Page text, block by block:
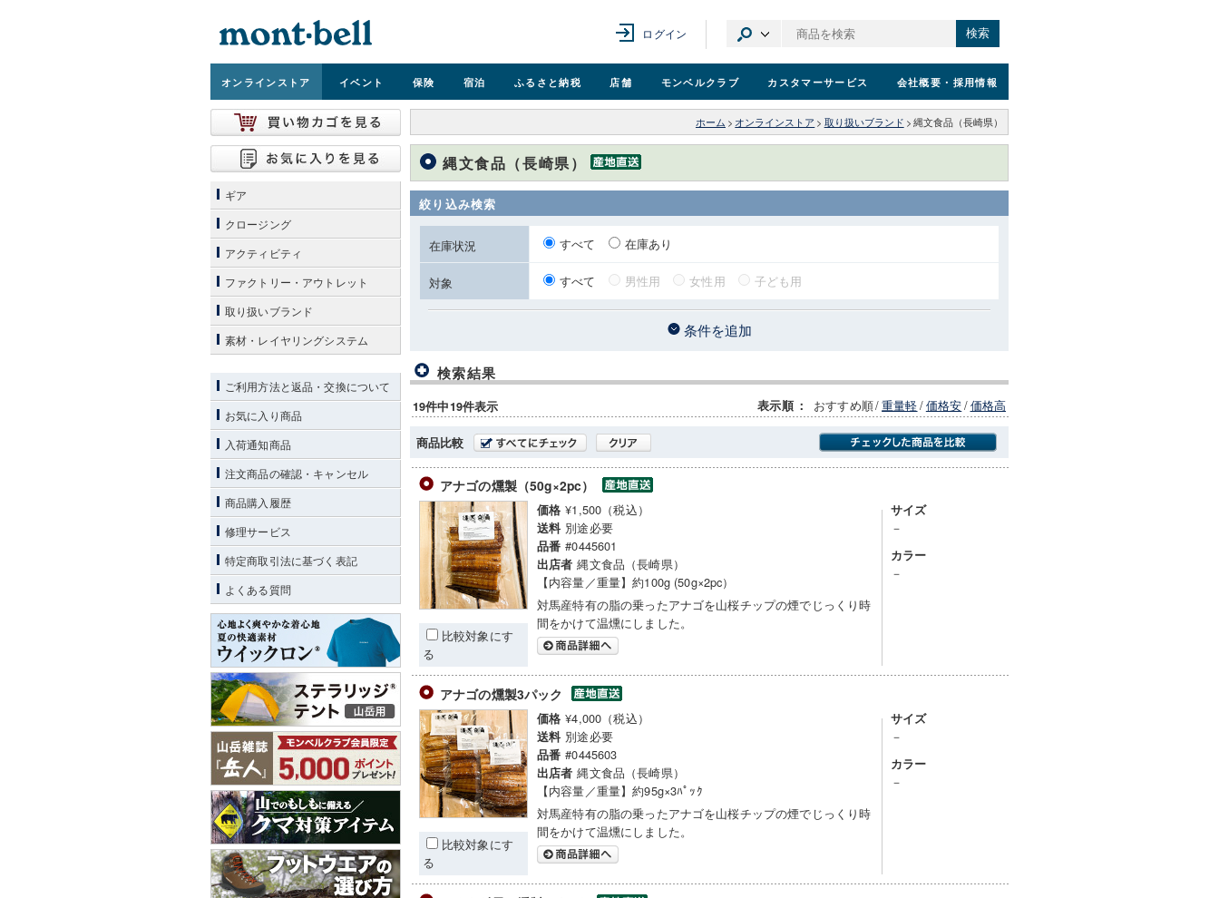
ログイン 検索
オンラインストア イベント 保険 宿泊 ふるさと納税 店舗 モンベルクラブ カスタマーサービス 会社概要 ・採用情報
ホーム > オンラインストア > 取り扱いブランド > 縄文食品（長崎県）
縄文食品（長崎県）
絞り込み検索
在庫状況 すべて 在庫あり
対象 すべて 男性用 女性用 子ども用
条件を追加
検索結果
19件中19件表示 表示順 ： おすすめ順/重量軽/価格安/価格高
商品比較
アナゴの燻製（50g×2pc）
比較対象にす
る
価格 ¥1,500（税込）
送料 別途必要
品番 #0445601
出店者 縄文食品（長崎県）
【内容量／重量】約100g (50g×2pc）
対馬産特有の脂の乗ったアナゴを山桜チップの煙でじっくり時
間をかけて温燻にしました。
サイズ
－
カラー
－
アナゴの燻製3パック
比較対象にす
る
価格 ¥4,000（税込）
送料 別途必要
品番 #0445603
出店者 縄文食品（長崎県）
【内容量／重量】約95g×3ﾊﾟｯｸ
対馬産特有の脂の乗ったアナゴを山桜チップの煙でじっくり時
間をかけて温燻にしました。
サイズ
－
カラー
－
ギア
クロージング
アクティビティ
ファクトリー・アウトレット
取り扱いブランド
素材・レイヤリングシステム
ご利用方法と返品・交換について
お気に入り商品
入荷通知商品
注文商品の確認・キャンセル
商品購入履歴
修理サービス
特定商取引法に基づく表記
よくある質問